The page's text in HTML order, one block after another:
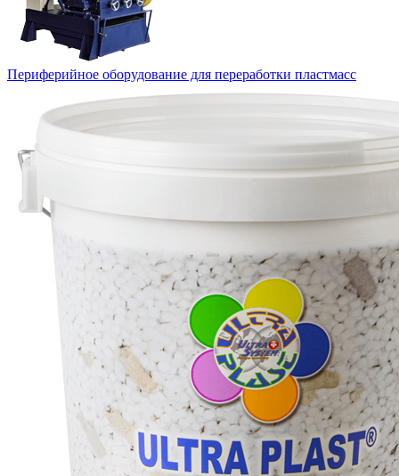
Периферийное оборудование для переработки пластмасс